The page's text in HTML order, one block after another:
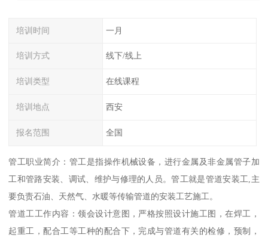
培训时间 一月
培训方式 线下/线上
培训类型 在线课程
培训地点 西安
报名范围 全国
管工职业简介：管工是指操作机械设备，进行金属及非金属管子加
工和管路安装、调试、维护与修理的人员。管工就是管道安装工,主
要负责石油、天然气、水暖等传输管道的安装工艺施工。
管道工工作内容：领会设计意图，严格按照设计施工图，在焊工，
起重工，配合工等工种的配合下，完成与管道有关的检修，预制，